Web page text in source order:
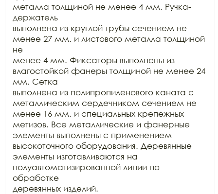
металла толщиной не менее 4 мм. Ручка-
держатель
выполнена из круглой трубы сечением не
менее 27 мм. и листового металла толщиной
не
менее 4 мм. Фиксаторы выполнены из
влагостойкой фанеры толщиной не менее 24
мм. Сетка
выполнена из полипропиленового каната с
металлическим сердечником сечением не
менее 16 мм. и специальных крепежных
метизов. Все металлические и фанерные
элементы выполнены с применением
высокоточного оборудования. Деревянные
элементы изготавливаются на
полуавтоматизированной линии по
обработке
деревянных изделий.